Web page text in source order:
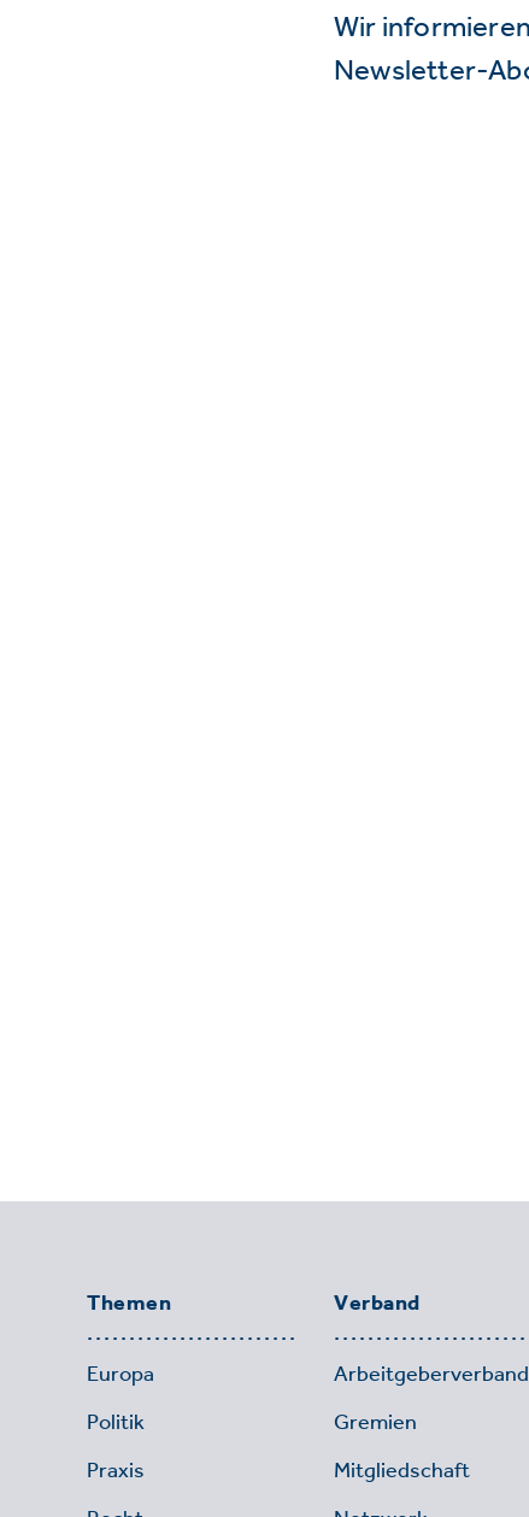
Wir
Newsletter-
Themen
Europa
Politik
Praxis
Verband
Arbeitgeberverband
Gremien
Mitgliedschaft